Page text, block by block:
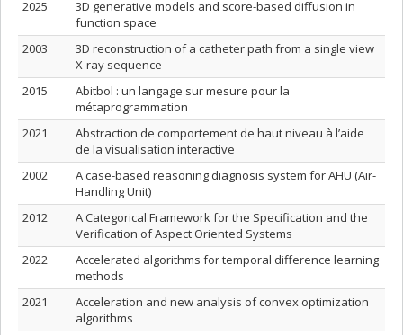
2025
3D generative models and score-based diffusion in
function space
2003
3D reconstruction of a catheter path from a single view
X-ray sequence
2015
Abitbol : un langage sur mesure pour la
métaprogrammation
2021
Abstraction de comportement de haut niveau à l’aide
de la visualisation interactive
2002
A case-based reasoning diagnosis system for AHU (Air-
Handling Unit)
2012
A Categorical Framework for the Specification and the
Verification of Aspect Oriented Systems
2022
Accelerated algorithms for temporal difference learning
methods
2021
Acceleration and new analysis of convex optimization
algorithms